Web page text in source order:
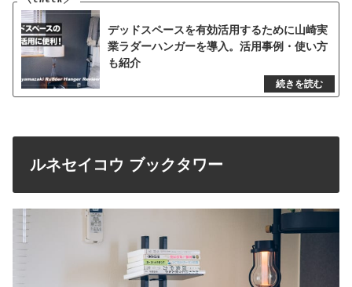
デッドスペースを有効活用するために山崎実
業ラダーハンガーを導入。活用事例・使い方
も紹介
ルネセイコウ ブックタワー